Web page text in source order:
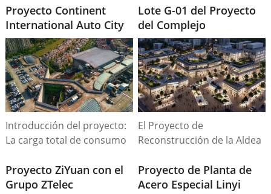
Proyecto Continent
International Auto City
Introducción del proyecto:
La carga total de consumo
17.100 kVA, con 6 conjuntos
de transformadores de
Lote G-01 del Proyecto
del Complejo
DaJingJiang
El Proyecto de
Reconstrucción de la Aldea
centro de la ciudad, abarca
una superficie total de
Proyecto ZiYuan con el
Grupo ZTelec
Proyecto de Planta de
Acero Especial Linyi